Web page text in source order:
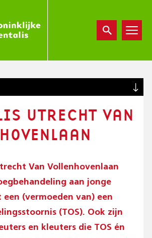
UTRECHT VAN
Van Vollenhovenlaan
aan jonge
een (vermoeden van) een
(TOS). Ook zijn
en kleuters die TOS én